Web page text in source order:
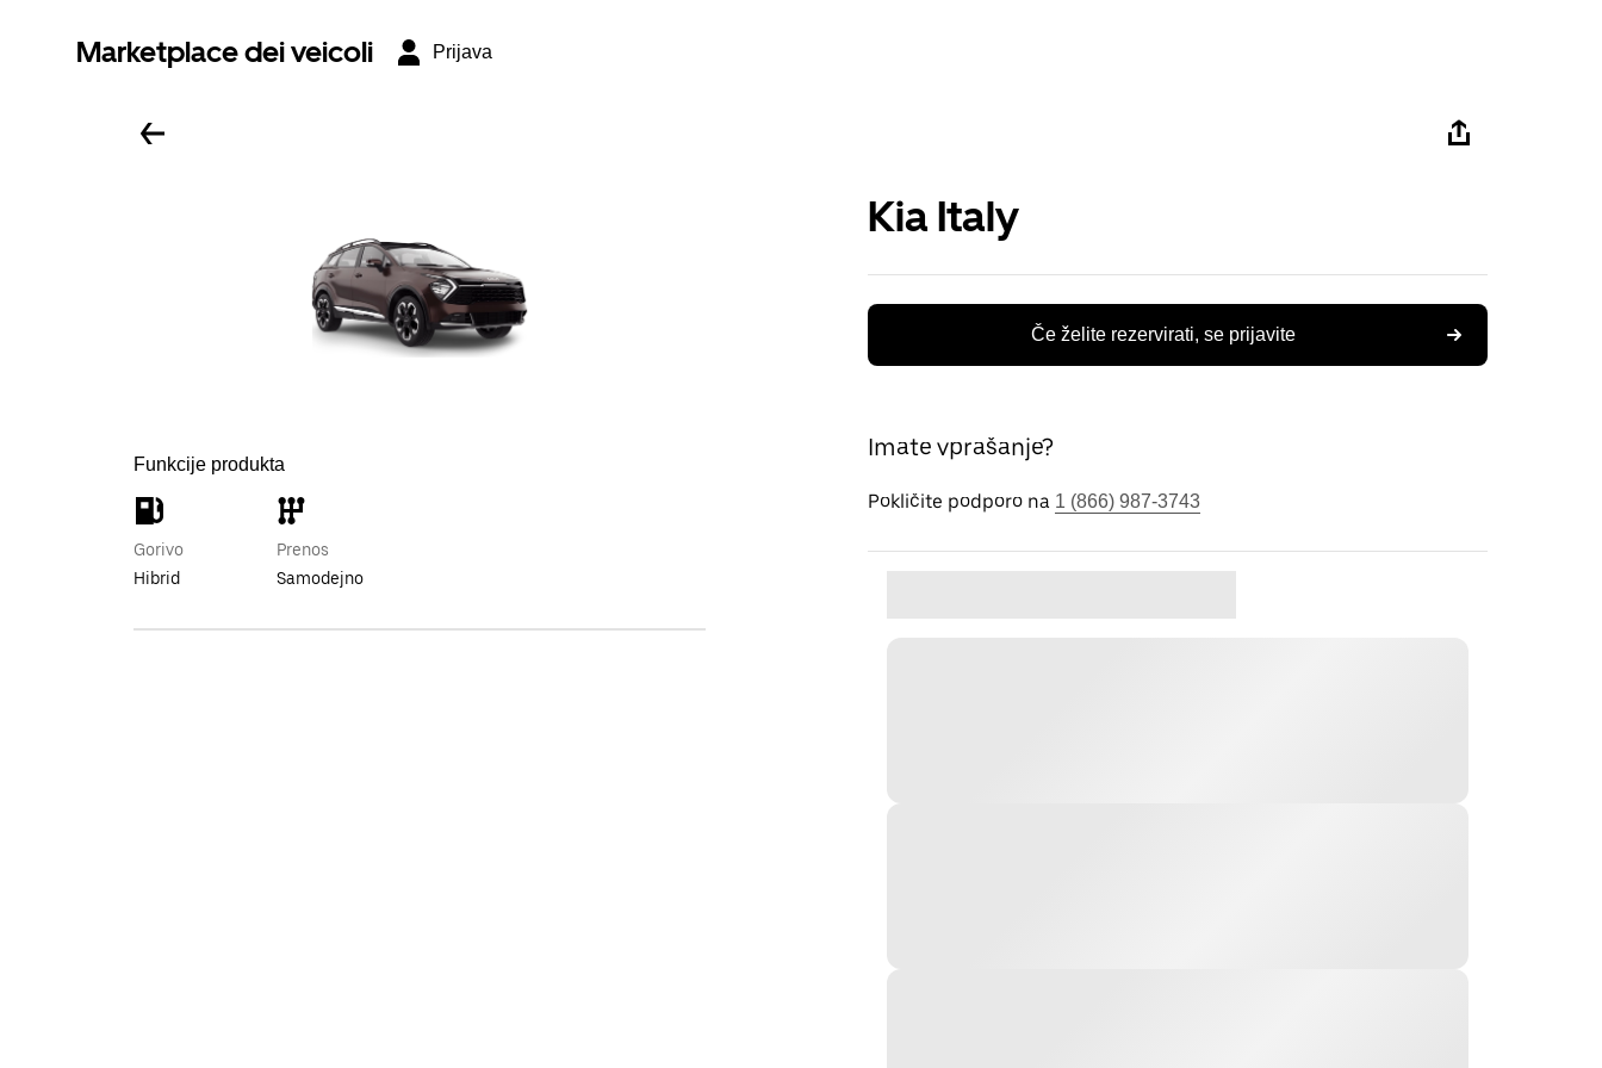
Marketplace dei veicoli Prijava
Funkcije produkta
Gorivo
Hibrid
Prenos
Samodejno
Kia Italy
Če želite rezervirati, se prijavite
Imate vprašanje?
Pokličite podporo na 1 (866) 987-3743